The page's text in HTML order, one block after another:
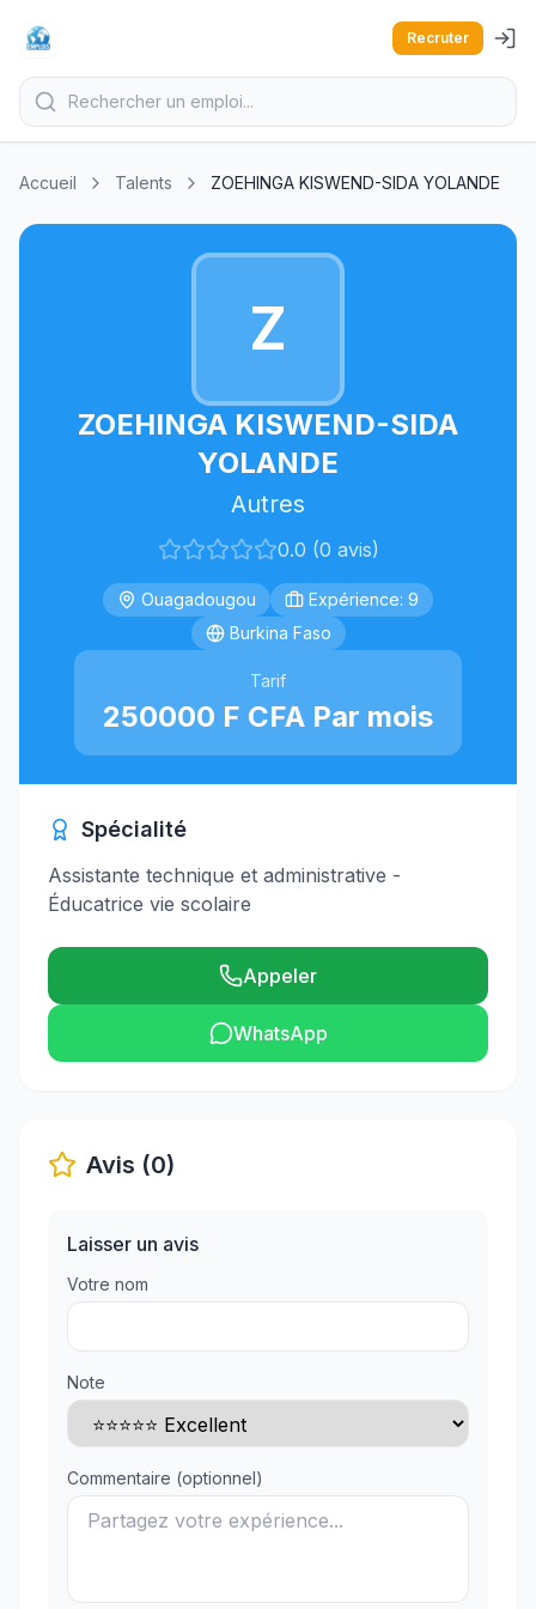
Recruter
Accueil Talents ZOEHINGA KISWEND-SIDA YOLANDE
Z
ZOEHINGA KISWEND-SIDA
YOLANDE
Autres
0.0 (0 avis)
Ouagadougou
Expérience: 9
Burkina Faso
Tarif
250000 F CFA Par mois
Spécialité
Assistante technique et administrative -
Éducatrice vie scolaire
Appeler
WhatsApp
Avis (0)
Laisser un avis
Votre nom
Note
Commentaire (optionnel)